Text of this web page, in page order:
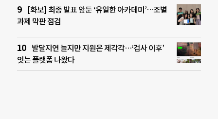
[화보] 최종 발표 앞둔 ‘유일한 아카데미’…조별
과제 막판 점검
발달지연 늘지만 지원은 제각각…‘검사 이후’
잇는 플랫폼 나왔다